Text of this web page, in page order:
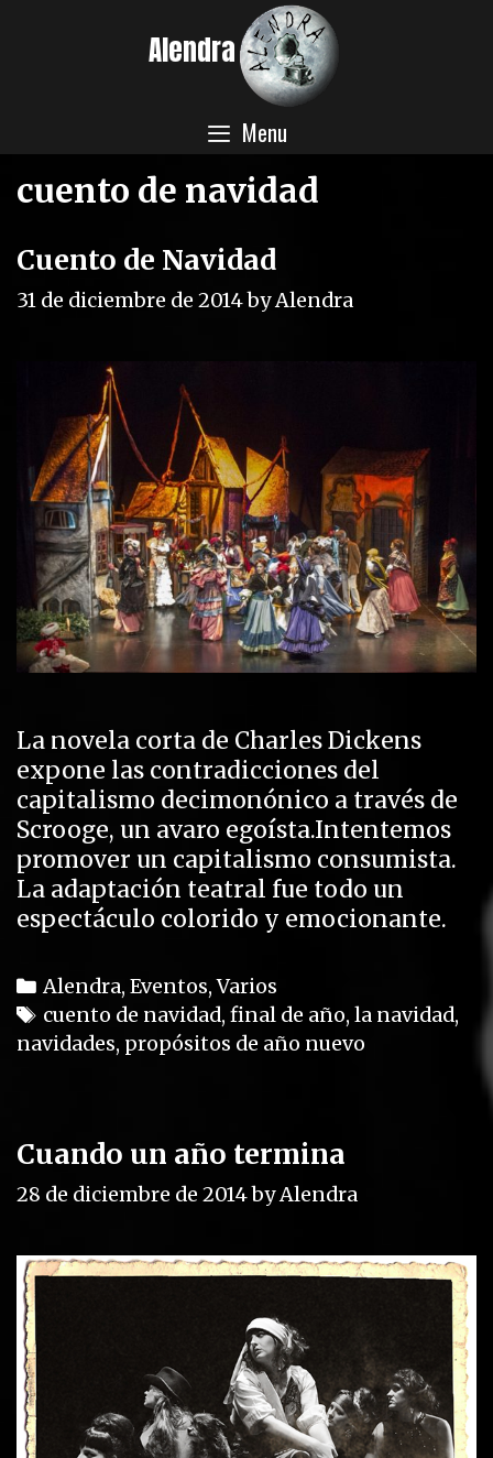
Alendra
Menu
cuento de navidad
Cuento de Navidad
31 de diciembre de 2014byAlendra
La novela corta de Charles Dickens
expone las contradicciones del
capitalismo decimonónico a través de
Scrooge, un avaro egoísta.Intentemos
promover un capitalismo consumista.
La adaptación teatral fue todo un
espectáculo colorido y emocionante.
C
a
t
r
i
Alendra, Eventos,Varios
T
a
cuento de navidad, final de año, la navidad,
navidades, propósitos de año nuevo
Cuando un año termina
28 de diciembre de 2014byAlendra